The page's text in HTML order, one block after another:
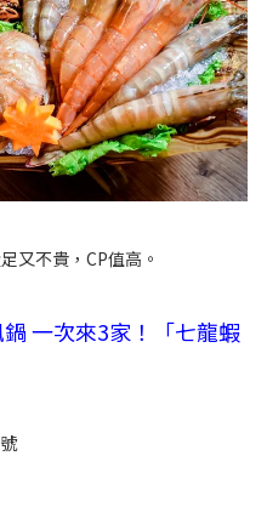
又不貴，CP值高。
一次來3家！「七龍蝦